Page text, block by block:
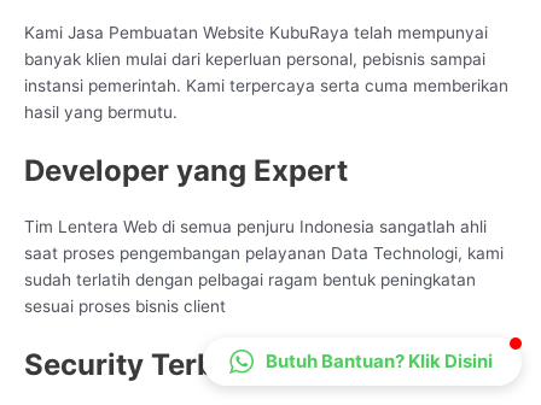
Kami Jasa Pembuatan Website KubuRaya telah mempunyai
banyak klien mulai dari keperluan personal, pebisnis sampai
instansi pemerintah. Kami terpercaya serta cuma memberikan
hasil yang bermutu.
Developer yang Expert
Tim Lentera Web di semua penjuru Indonesia sangatlah ahli
saat proses pengembangan pelayanan Data Technologi, kami
sudah terlatih dengan pelbagai ragam bentuk peningkatan
sesuai proses bisnis client
Security TerbuktiButuh Bantuan? Klik Disini